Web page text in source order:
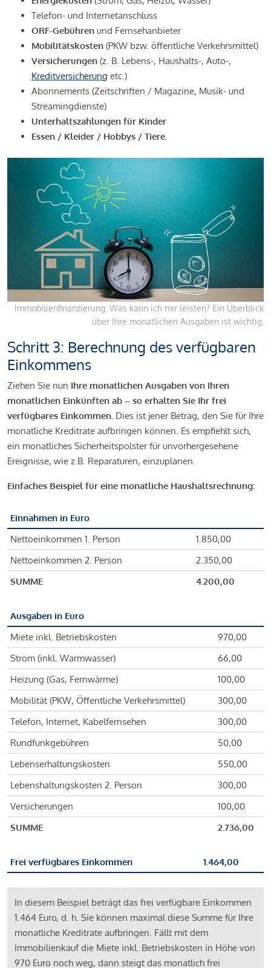
Telefon- und Internetanschluss
ORF-Gebühren und Fernsehanbieter
Mobilitätskosten (PKW bzw. öffentliche Verkehrsmittel)
Versicherungen (z. B. Lebens-, Haushalts-, Auto-,
Kreditversicherung etc.)
Abonnements (Zeitschriften / Magazine, Musik- und
Streamingdienste)
Unterhaltszahlungen für Kinder
Essen / Kleider / Hobbys / Tiere.
Immobilienfinanzierung: Was kann ich mir leisten? Ein Überblick
über Ihre monatlichen Ausgaben ist wichtig.
Schritt 3: Berechnung des verfügbaren
Einkommens
Ziehen Sie nun Ihre monatlichen Ausgaben von Ihren
monatlichen Einkünften ab – so erhalten Sie Ihr frei
verfügbares Einkommen. Dies ist jener Betrag, den Sie für Ihre
monatliche Kreditrate aufbringen können. Es empfiehlt sich,
ein monatliches Sicherheitspolster für unvorhergesehene
Ereignisse, wie z.B. Reparaturen, einzuplanen.
Einfaches Beispiel für eine monatliche Haushaltsrechnung:
Einnahmen in Euro
Nettoeinkommen 1. Person
1.850,00
Nettoeinkommen 2. Person
2.350,00
SUMME
4.200,00
Ausgaben in Euro
Miete inkl. Betriebskosten
970,00
Strom (inkl. Warmwasser)
66,00
Heizung (Gas, Fernwärme)
100,00
Mobilität (PKW, Öffentliche Verkehrsmittel)
300,00
Telefon, Internet, Kabelfernsehen
300,00
Rundfunkgebühren
50,00
Lebenserhaltungskosten
550,00
Lebenshaltungskosten 2. Person
300,00
Versicherungen
100,00
SUMME
2.736,00
Frei verfügbares Einkommen 1.464,00
In diesem Beispiel beträgt das frei verfügbare Einkommen
1.464 Euro, d. h. Sie können maximal diese Summe für Ihre
monatliche Kreditrate aufbringen. Fällt mit dem
Immobilienkauf die Miete inkl. Betriebskosten in Höhe von
970 Euro noch weg, dann steigt das monatlich frei